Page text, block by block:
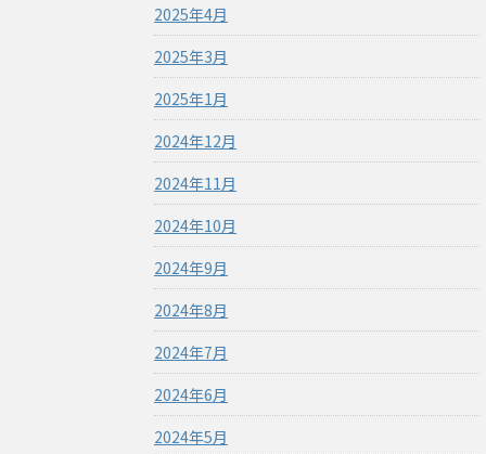
2025年4月
2025年3月
2025年1月
2024年12月
2024年11月
2024年10月
2024年9月
2024年8月
2024年7月
2024年6月
2024年5月